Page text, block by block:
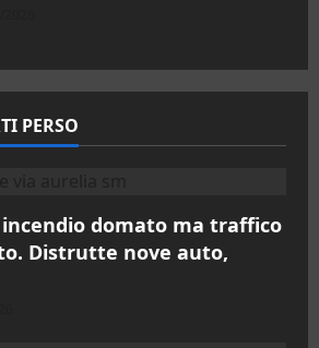
PERSO
incendio domato ma traffico
Distrutte nove auto,